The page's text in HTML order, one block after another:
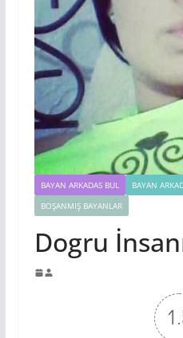
BAYAN ARKADAS BUL
BAYAN
BOŞANMIŞ BAYANLAR
Dogru